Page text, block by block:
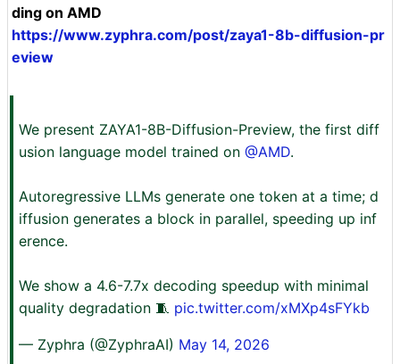
ding on AMD
https://www.zyphra.com/post/zaya1-8b-diffusion-pr
eview
We present ZAYA1-8B-Diffusion-Preview, the first diff
usion language model trained on @AMD.
Autoregressive LLMs generate one token at a time; d
iffusion generates a block in parallel, speeding up inf
erence.
We show a 4.6-7.7x decoding speedup with minimal
quality degradation 🧵 pic.twitter.com/xMXp4sFYkb
— Zyphra (@ZyphraAI) May 14, 2026